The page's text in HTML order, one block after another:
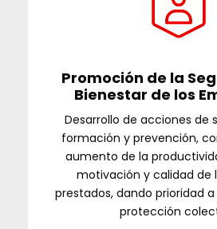
Promoción de la
Bienestar de los
Desarrollo de acciones de
formación y prevención,
aumento de la
motivación y calidad de
prestados, dando prioridad
protección